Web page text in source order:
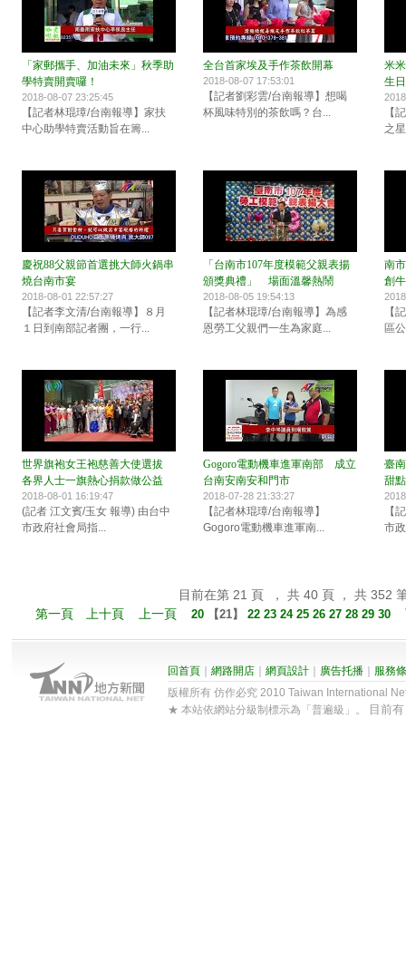
「家郵攜手、加油未來」秋季助
學特賣開賣囉！
2018-08-07 23:25:45
【記者林琨璋/台南報導】家扶
中心助學特賣活動旨在籌...
全台首家埃及手作茶飲開幕
2018-08-07 17:53:01
【記者劉彩雲/台南報導】想喝
杯風味特別的茶飲嗎？台...
米
生
【
之
慶祝88父親節首選挑大師火鍋串
燒台南市宴
2018-08-01 22:57:27
【記者李文清/台南報導】８月
１日到南部記者團，一行...
「台南市107年度模範父親表揚
頒獎典禮」 場面溫馨熱鬧
2018-08-05 19:54:13
【記者林琨璋/台南報導】為感
恩勞工父親們一生為家庭...
南
創
【
區
世界旗袍女王袍慈善大使選拔
各界人士一旗熱心捐款做公益
2018-08-01 16:19:47
(記者 江文賓/玉女 報導) 由台中
市政府社會局指...
Gogoro電動機車進軍南部 成立
台南安南安和門市
2018-07-28 21:33:27
【記者林琨璋/台南報導】
Gogoro電動機車進軍南...
臺
甜
【
市
目前在第 21 頁 ， 共 40 頁 ， 共 352
第一頁
上十頁 上一頁 20 【21】 22 23 24 25 26 27 28 29 30
回首頁 網路開店 網頁設計 廣告托播
服務
版權所有 仿作必究 2010 Taiwan International
★ 本站依網站分級制標示為「普遍級」。
目前